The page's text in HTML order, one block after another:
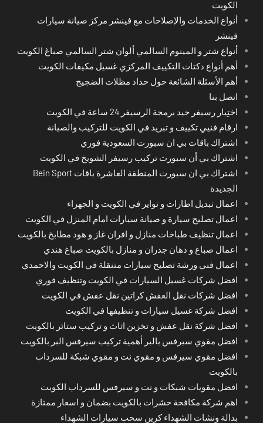
الكويت
أنواع الخدمات والإصلاحات مع فينشر مركز صيانة سيارات
فينشر
أنواع شتر و المينوم السالمي ألوان شتر السالمي صباغ الكويت
أهم أنواع دكتات التكييف المركزي غسيل مكيفات الكويت
أهم الأسئلة الشائعة حول حداد مظلات الضجيج
اتصل بنا
اختِيار رسيفر جيد برمجة الرسيفر 24 ساعة في الكويت
ارقام فنيي تكييف و تبريد في الكويت للتركيب والصيانة
اشتراك باقات بي ان سبورت السعودية فوري
اشتراك بي أن سبورت تركيب رسيفر الشويخ في الكويت
اشتراك بي ان سبورت المنطقة العاشرة باقات Bein Sport
الجديدة
اعمال تبديل اطارات و تواير في الكويت و الجهراء
اعمال تصليح سيارة و صيانة سيارات امام المنزل في الكويت
اعمال تنظيف طباخات منازل و افران غاز و هود مطابخ بالكويت
اعمال صباغ و دهان جدران و منازل بالكويت صباغ هندي
اعمال فني ورشة تصليح سيارات متنقلة في الكويت والاحمدي
افضل شركات غسيل السيارات في الكويت وتنظيف فوري
افضل شركات نقل العفش كراتين نقل عفش في الكويت
افضل شركة غسيل سيارات و تنظيفها في الكويت
افضل شركة نقل عفش و تخزين اثاث و تركيب ستائر بالكويت
افضل مقوي سيرفس بالبر أهمية تركيب سيرفس البر بالكويت
افضل مقوي سيرفس و مقوي نت و مقوي شبكة للسرداب
بالكويت
افضل مقويات شبكات و نت و سيرفس للسرداب الكويت
اهم شركة مكافحة حشرات بالكويت بضمان و اسعار ممتازة
بدالة ونشات الشهداء كرين سحب سيارات الشهداء